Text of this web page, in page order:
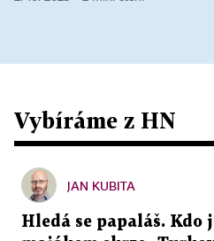
Vybíráme z HN
JAN KUBITA
Hledá se papaláš. Kdo